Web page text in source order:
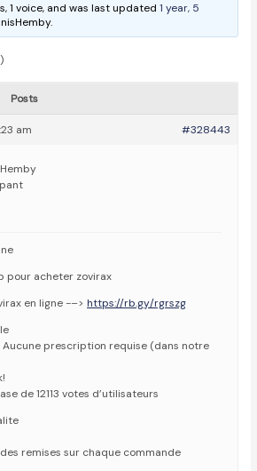
1 voice, and was last updated1 year, 5
Posts
am #328443
pour acheter zovirax
en ligne -–>https://rb.gy/rgrszg
prescription requise (dans notre
de 12113 votes d’utilisateurs
remises sur chaque commande